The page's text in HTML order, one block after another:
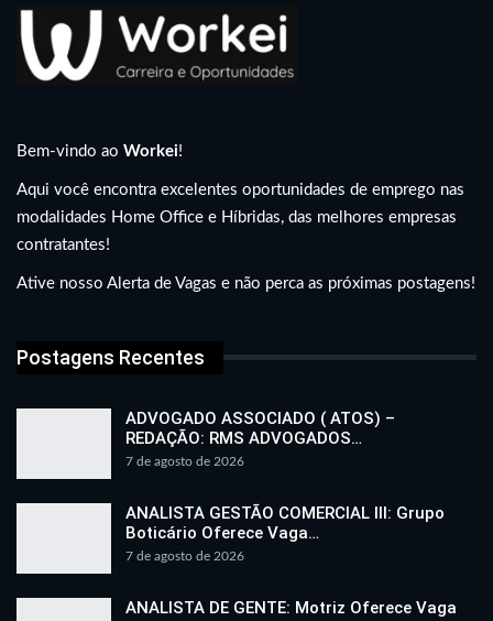
Bem-vindo ao Workei!
Aqui você encontra excelentes oportunidades de emprego nas
modalidades Home Office e Híbridas, das melhores empresas
contratantes!
Ative nosso Alerta de Vagas e não perca as próximas postagens!
Postagens Recentes
ADVOGADO ASSOCIADO ( ATOS) –
REDAÇÃO: RMS ADVOGADOS…
7 de agosto de 2026
ANALISTA GESTÃO COMERCIAL III: Grupo
Boticário Oferece Vaga…
7 de agosto de 2026
ANALISTA DE GENTE: Motriz Oferece Vaga